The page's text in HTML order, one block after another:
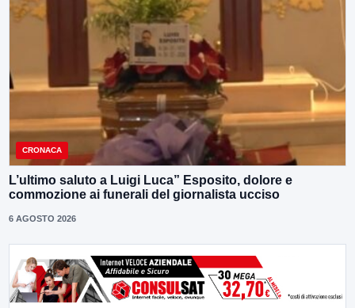
CRONACA
L’ultimo saluto a Luigi Luca” Esposito, dolore e
commozione ai funerali del giornalista ucciso
6 AGOSTO 2026